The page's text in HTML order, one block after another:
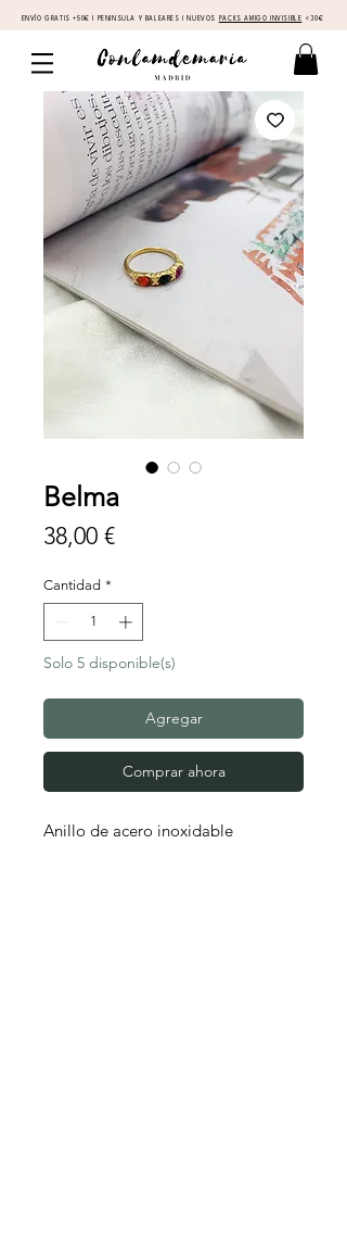
ENVÍO GRATIS +50€ I PENINSULA Y BALEARES I NUEVOS PACKS AMIGO INVISIBLE <30€
Belma
38,00 €Precio
Cantidad *
Solo 5 disponible(s)
Agregar
Comprar ahora
Anillo de acero inoxidable